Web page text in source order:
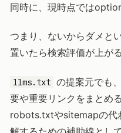
同時に、現時点では
つまり、ないからダメと
置いたら検索評価が上が
llms.txt の提案元でも
要や重要リンクをまとめ
robots.txtやsitemapの代